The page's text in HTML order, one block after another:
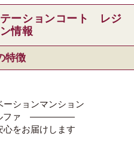
ーションコート レジ
情報
特徴
ーションマンション
ファ ―――――
をお届けします